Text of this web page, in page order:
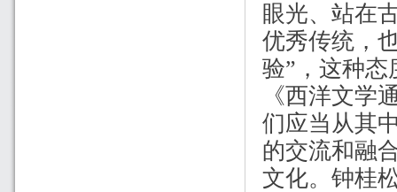
眼光、站在
优秀传统，
验”，这种
《西洋文学
们应当从其
的交流和融
文化。钟桂